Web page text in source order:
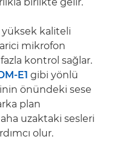
kaliteli
mikrofon
kontrol sağlar.
E1 gibi yönlü
önündeki sese
plan
uzaktaki sesleri
olur.